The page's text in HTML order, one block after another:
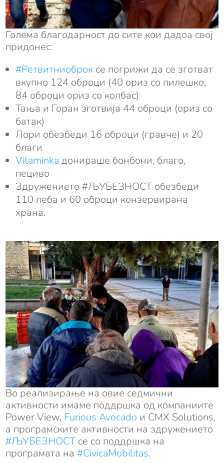
Голема благодарност до сите кои дадоа свој
придонес:
#Ретвитниоброк се погрижи да се зготват
вкупно 124 оброци (40 ориз со пилешко,
84 оброци ориз со колбас)
Тања и Горан зготвија 44 оброци (ориз со
батак)
Лори обезбеди 16 оброци (гравче) и 20
благи
Vitaminka донираше бонбони, благо,
пециво
Здружението #ЉУБЕЗНОСТ обезбеди
110 леба и 60 оброци конзервирана
храна.
Во реализирање на овие седмични
активности имаме поддршка од компаниите
Power View, Furious Avocado и CMX Solutions,
а програмските активности на здружението
#ЉУБЕЗНОСТ се со поддршка на
програмата на#CivicaMobilitas.